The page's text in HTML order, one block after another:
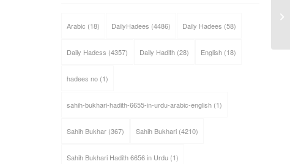
Arabic (18) DailyHadees (4486) Daily Hadees (58)
Daily Hadess (4357) Daily Hadith(28) English(18)
hadees no(1)
sahih-bukhari-hadith-6655-in-urdu-arabic-english(1)
Sahih Bukhar(367) Sahih Bukhari(4210)
Sahih Bukhari Hadith 6656 in Urdu(1)